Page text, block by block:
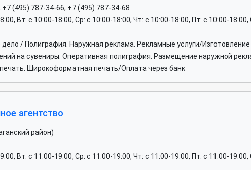
(495) 787-34-66, +7 (495) 787-34-68
Вт: c 10:00-18:00, Ср: c 10:00-18:00, Чт: c 10:00-18:00, Пт: c 10:00-
дело / Полиграфия. Наружная реклама. Рекламные услуги/
на сувениры. Оперативная полиграфия. Размещение наружной
Широкоформатная печать/Оплата через банк
агентство
район)
Вт: c 11:00-19:00, Ср: c 11:00-19:00, Чт: c 11:00-19:00, Пт: c 11:00-